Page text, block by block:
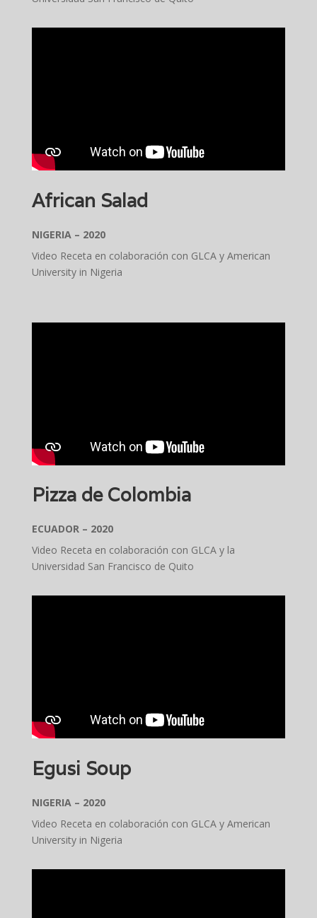
African Salad
NIGERIA – 2020
Video Receta en colaboración con GLCA y American
University in Nigeria
Pizza de Colombia
ECUADOR – 2020
Video Receta en colaboración con GLCA y la
Universidad San Francisco de Quito
Egusi Soup
NIGERIA – 2020
Video Receta en colaboración con GLCA y American
University in Nigeria